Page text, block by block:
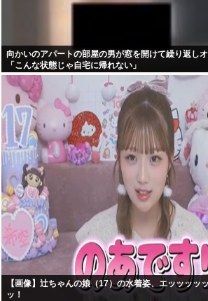
向かいのアパートの部屋の男が窓を開けて繰り返し
「こんな状態じゃ自宅に帰れない」
【画像】辻ちゃんの娘（17）の水着姿、エッッッッ
ッ！